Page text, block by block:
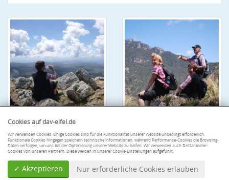
Cookies auf dav-eifel.de
Wir verwenden Cookies. Einige Cookies sind für die Funktionalität unserer Website unbedingt erforderlich.
Funktionale Cookies hingegen speichern technische Informationen, während Performance-Cookies die Browsing-
Daten verfolgen, um uns bei der Optimierung unserer Website zu helfen. Wir verwenden auch Drittanbieter-
Cookies von unseren Partnern. Diese werden in unserer Cookie-Einstellungen aufgeführt.
✓ Akzeptieren Nur erforderliche Cookies erlauben